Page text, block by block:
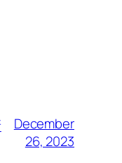
December
26, 2023